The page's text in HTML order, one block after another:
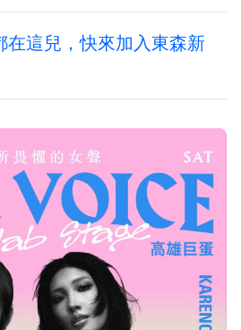
在這兒，快來加入東森新